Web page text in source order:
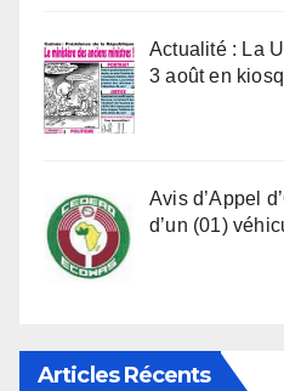
Actualité : La
3 août en
Avis d’Appel
d’un (01)
Articles Récents